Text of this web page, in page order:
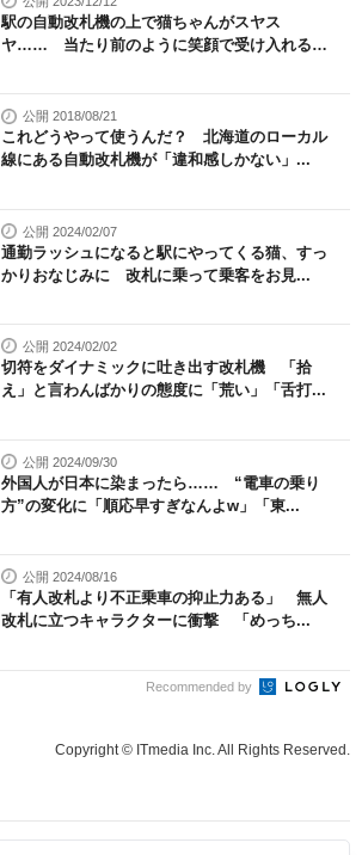
駅の自動改札機の上で猫ちゃんがスヤス
ヤ…… 当たり前のように笑顔で受け入れる
公開 2018/08/21
これどうやって使うんだ？ 北海道のローカル
線にある自動改札機が「違和感しかない」...
公開 2024/02/07
通勤ラッシュになると駅にやってくる猫、すっ
かりおなじみに 改札に乗って乗客をお見...
公開 2024/02/02
切符をダイナミックに吐き出す改札機 「拾
え」と言わんばかりの態度に「荒い」「舌打...
公開 2024/09/30
外国人が日本に染まったら…… “電車の乗り
方”の変化に「順応早すぎなんよw」「東...
公開 2024/08/16
「有人改札より不正乗車の抑止力ある」 無人
改札に立つキャラクターに衝撃 「めっち...
Recommended by
Copyright © ITmedia Inc. All Rights Reserved.